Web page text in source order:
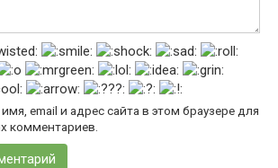
email и адрес сайта в этом браузере для
комментариев.